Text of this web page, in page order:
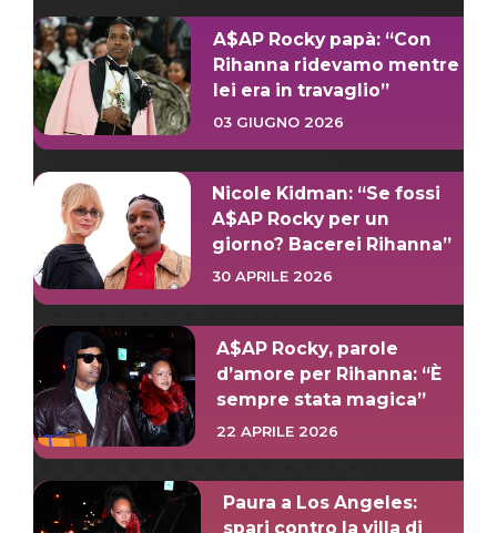
A$AP Rocky papà: “Con
Rihanna ridevamo mentre
lei era in travaglio”
03 GIUGNO 2026
Nicole Kidman: “Se fossi
A$AP Rocky per un
giorno? Bacerei Rihanna”
30 APRILE 2026
A$AP Rocky, parole
d’amore per Rihanna: “È
sempre stata magica”
22 APRILE 2026
Paura a Los Angeles:
spari contro la villa di